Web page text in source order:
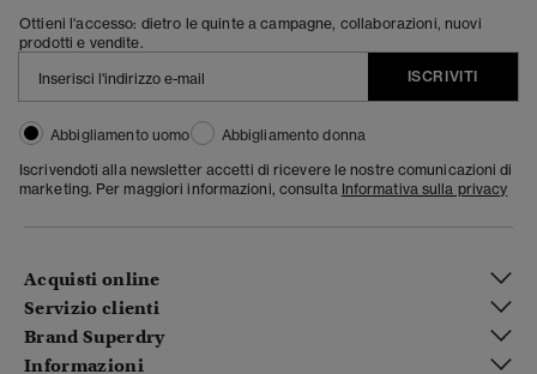
Ottieni l'accesso: dietro le quinte a campagne, collaborazioni, nuovi
prodotti e vendite.
ISCRIVITI
Abbigliamento uomo
Abbigliamento donna
Iscrivendoti alla newsletter accetti di ricevere le nostre comunicazioni di
marketing. Per maggiori informazioni, consulta Informativa sulla privacy
Acquisti online
Servizio clienti
Brand Superdry
Informazioni